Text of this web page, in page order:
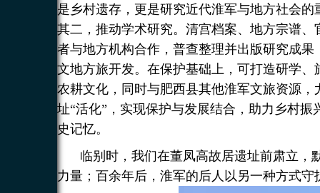
是乡村遗存，更是研究近代淮军与地方社会
其二，推动学术研究。清宫档案、地方宗谱
者与地方机构合作，普查整理并出版研究成
文地方旅开发。在保护基础上，可打造研学
农耕文化，同时与肥西县其他淮军文旅资源
址“活化”，实现保护与发展结合，助力乡村
史记忆。
临别时，我们在董凤高故居遗址前肃立，
力量；百余年后，淮军的后人以另一种方式守